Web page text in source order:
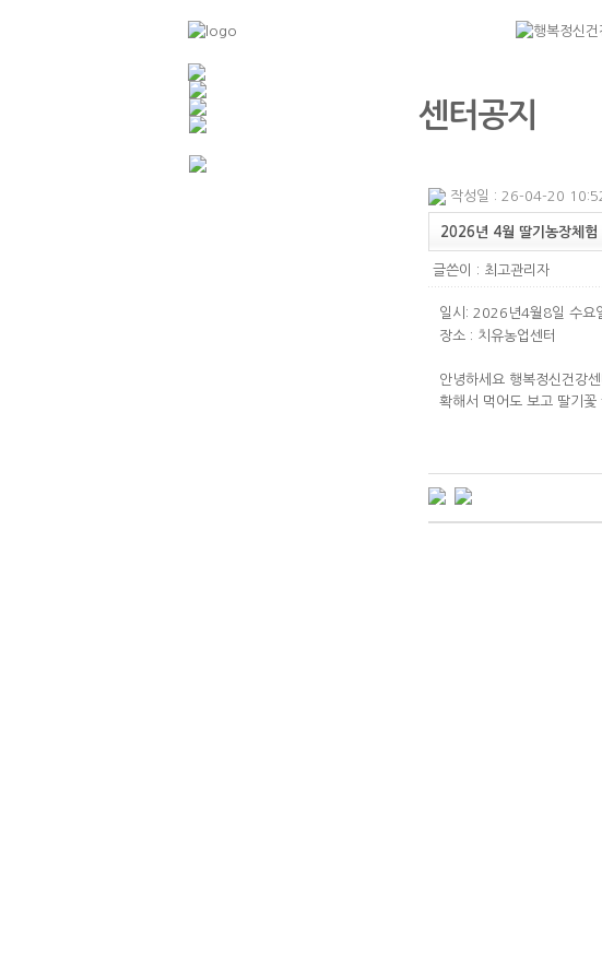
센터공지
작성일 : 26-04-20
2026년 4월 딸기농장체험
글쓴이 : 최고관리자
일시: 2026년4월8일 수요
장소 : 치유농업센터
안녕하세요 행복정신건강
확해서 먹어도 보고 딸기꽃